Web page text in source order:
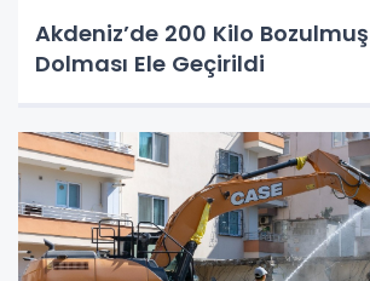
Akdeniz’de 200 Kilo
Dolması Ele Geçirildi